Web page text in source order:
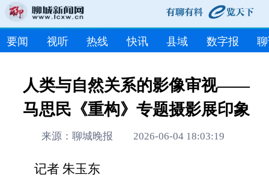
要闻 视听 热线 快讯 县域 数字报
人类与自然关系的影像审视——
马思民《重构》专题摄影展印象
来源：聊城晚报 2026-06-04 18:03:19
记者 朱玉东